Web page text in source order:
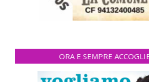
ORA E SEMPRE